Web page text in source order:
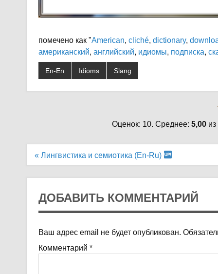
помечено как "American, cliché, dictionary,
американский, английский, идиомы, подписка,
En-En Idioms Slang
Оценок: 10. Среднее:5,00
Навигация
« Лингвистика и семиотика (En-Ru)
ДОБАВИТЬ КОММЕНТАРИЙ
Ваш адрес email не будет опубликован.
Комментарий *